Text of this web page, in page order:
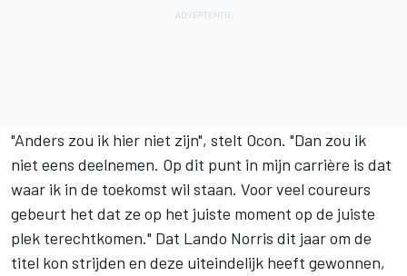
"Anders zou ik hier niet zijn", stelt Ocon. "Dan zou ik
niet eens deelnemen. Op dit punt in mijn carrière is dat
waar ik in de toekomst wil staan. Voor veel coureurs
gebeurt het dat ze op het juiste moment op de juiste
plek terechtkomen." Dat Lando Norris dit jaar om de
titel kon strijden en deze uiteindelijk heeft gewonnen,